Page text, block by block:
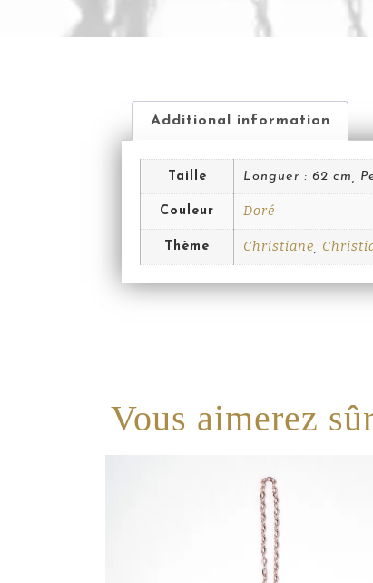
Additional information
Taille Longuer : 62 cm,
Couleur Doré
Thème Christiane
Vous aimerez